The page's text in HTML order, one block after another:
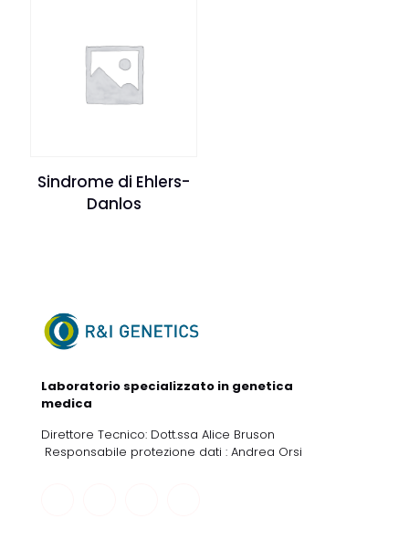
Sindrome di Ehlers-
Danlos
Laboratorio specializzato in genetica
medica
Direttore Tecnico: Dott.ssa Alice Bruson
Responsabile protezione dati : Andrea Orsi